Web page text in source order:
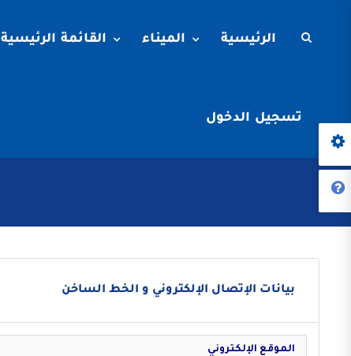
الرئيسية الميناء القائمة الرئيسية
تسجيل الدخول
بيانات الإتصال الإلكتروني و الخط الساخن
الموقع الإلكتروني